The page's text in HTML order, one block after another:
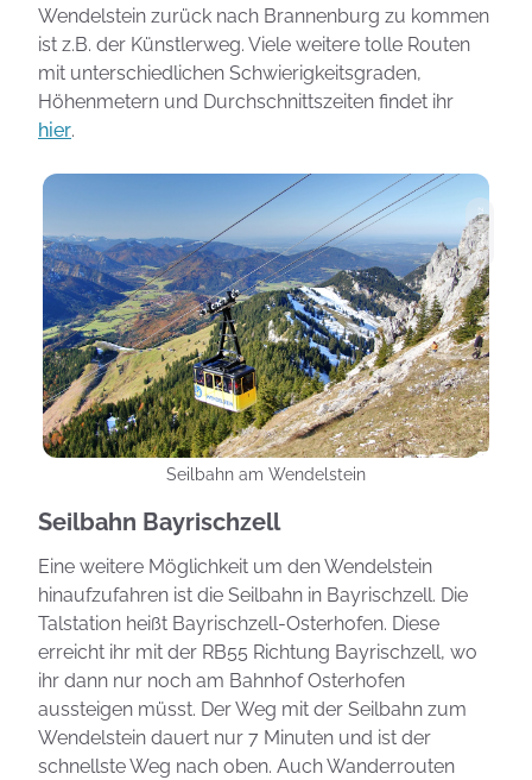
Wendelstein zurück nach Brannenburg zu kommen
ist z.B. der Künstlerweg. Viele weitere tolle Routen
mit unterschiedlichen Schwierigkeitsgraden,
Höhenmetern und Durchschnittszeiten findet ihr
hier.
Photo: Hinz
Seilbahn am Wendelstein
Seilbahn Bayrischzell
Eine weitere Möglichkeit um den Wendelstein
hinaufzufahren ist die Seilbahn in Bayrischzell. Die
Talstation heißt Bayrischzell-Osterhofen. Diese
erreicht ihr mit der RB55 Richtung Bayrischzell, wo
ihr dann nur noch am Bahnhof Osterhofen
aussteigen müsst. Der Weg mit der Seilbahn zum
Wendelstein dauert nur 7 Minuten und ist der
schnellste Weg nach oben. Auch Wanderrouten